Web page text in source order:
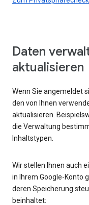
Daten
aktualisieren
Wenn Sie angemeldet
den von Ihnen
aktualisieren.
die Verwaltung
Inhaltstypen.
Wir stellen Ihnen auch
in Ihrem Google-Konto
deren Speicherung
beinhaltet: